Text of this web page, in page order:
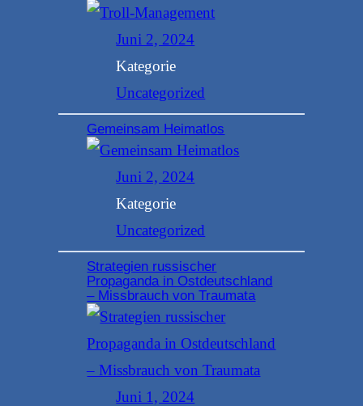
Juni 2, 2024
Kategorie
Uncategorized
Gemeinsam Heimatlos
Juni 2, 2024
Kategorie
Uncategorized
Strategien russischer
Propaganda in Ostdeutschland
– Missbrauch von Traumata
Juni 1, 2024